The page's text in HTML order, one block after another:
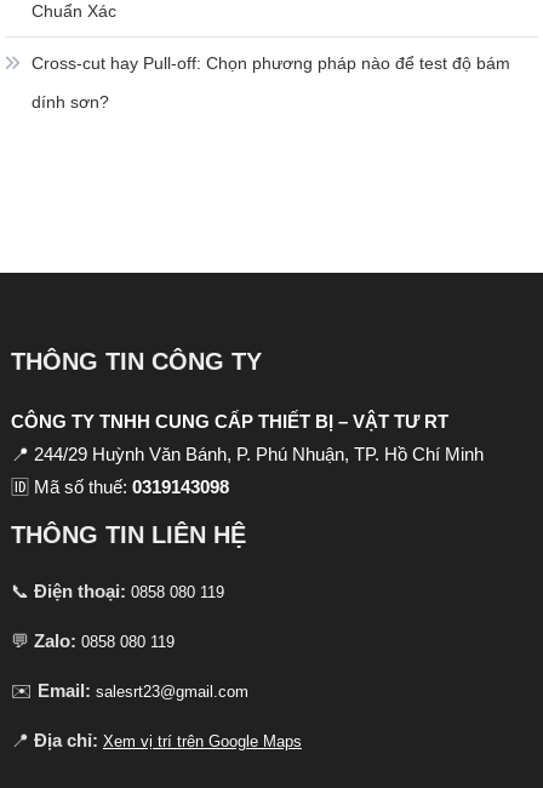
Chuẩn Xác
Cross-cut hay Pull-off: Chọn phương pháp nào để test độ bám
dính sơn?
THÔNG TIN CÔNG TY
CÔNG TY TNHH CUNG CẤP THIẾT BỊ – VẬT TƯ RT
📍 244/29 Huỳnh Văn Bánh, P. Phú Nhuận, TP. Hồ Chí Minh
🆔 Mã số thuế: 0319143098
THÔNG TIN LIÊN HỆ
📞 Điện thoại: 0858 080 119
💬 Zalo: 0858 080 119
✉️ Email: salesrt23@gmail.com
📍 Địa chỉ: Xem vị trí trên Google Maps